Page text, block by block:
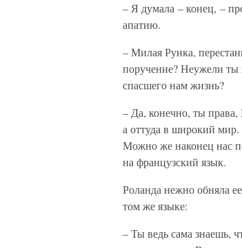
– Я думала – конец, –
апатию.
– Милая Рунка,
поручение? Неужели ты
спасшего нам жизнь?
– Да, конечно, ты
а оттуда в широкий мир.
Можно же наконец нас
на французский язык.
Роланда нежно обняла
том же языке:
– Ты ведь сама знаешь,